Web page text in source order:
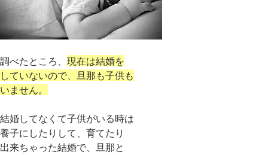
調べたところ、 現在は結婚を
していないので、旦那も子供も
いません。
結婚してなくて子供がいる時は
養子にしたりして、育てたり
出来ちゃった結婚で、旦那と